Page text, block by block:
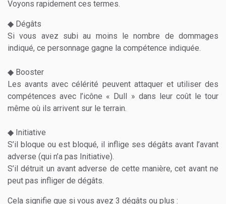
Voyons rapidement ces termes.
◆ Dégâts
Si vous avez subi au moins le nombre de dommages
indiqué, ce personnage gagne la compétence indiquée.
◆ Booster
Les avants avec célérité peuvent attaquer et utiliser des
compétences avec l’icône « Dull » dans leur coût le tour
même où ils arrivent sur le terrain.
◆ Initiative
S’il bloque ou est bloqué, il inflige ses dégâts avant l’avant
adverse (qui n’a pas Initiative).
S’il détruit un avant adverse de cette manière, cet avant ne
peut pas infliger de dégâts.
Cela signifie que si vous avez 3 dégâts ou plus :